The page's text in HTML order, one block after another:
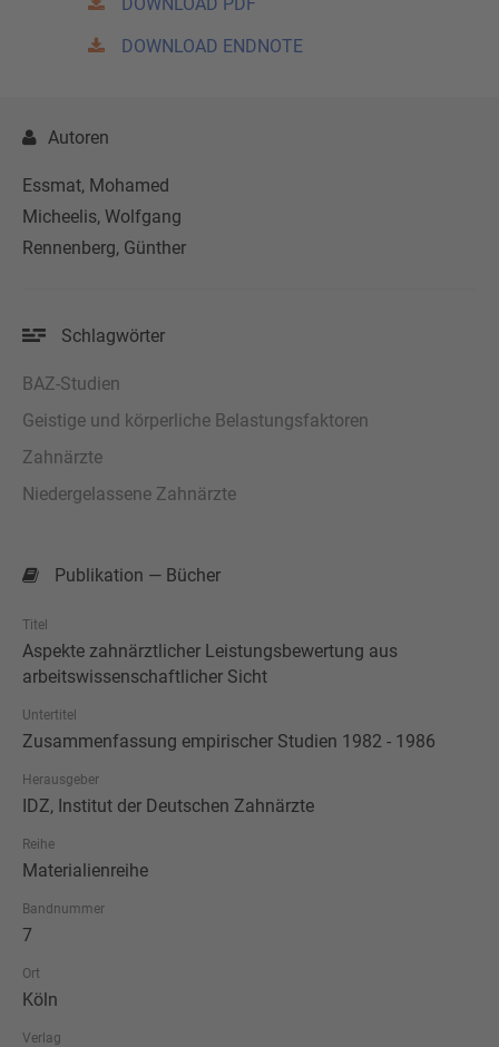
DOWNLOAD ENDNOTE
Autoren
Essmat, Mohamed
Micheelis, Wolfgang
Rennenberg, Günther
Schlagwörter
BAZ-Studien
Geistige und körperliche Belastungsfaktoren
Zahnärzte
Niedergelassene Zahnärzte
Publikation — Bücher
Titel
Aspekte zahnärztlicher Leistungsbewertung aus
arbeitswissenschaftlicher Sicht
Untertitel
Zusammenfassung empirischer Studien 1982 - 1986
Herausgeber
IDZ, Institut der Deutschen Zahnärzte
Reihe
Materialienreihe
Bandnummer
7
Ort
Köln
Verlag